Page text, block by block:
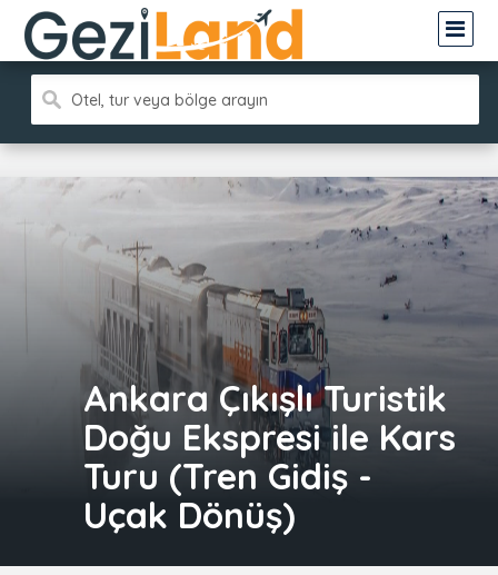
Otel, tur veya bölge arayın
Ankara Çıkışlı Turistik
Doğu Ekspresi ile Kars
Turu (Tren Gidiş -
Uçak Dönüş)